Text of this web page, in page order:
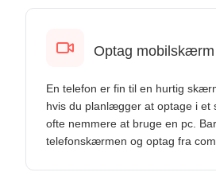
Optag mobilskærm
En telefon er fin til en hurtig
hvis du planlægger at optage i et
ofte nemmere at bruge en pc.
telefonskærmen og optag fra